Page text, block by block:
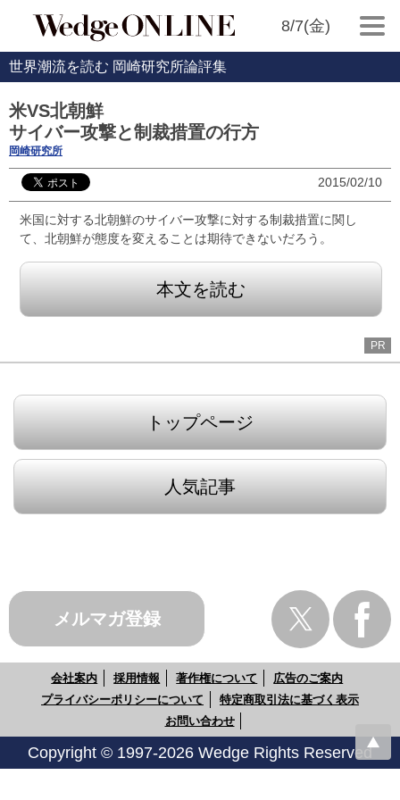
8/7(金)
世界潮流を読む 岡崎研究所論評集
米VS北朝鮮
サイバー攻撃と制裁措置の行方
岡崎研究所
2015/02/10
米国に対する北朝鮮のサイバー攻撃に対する制裁措置に関し
て、北朝鮮が態度を変えることは期待できないだろう。
本文を読む
PR
トップページ
人気記事
メルマガ登録
会社案内 採用情報 著作権について
広告のご案内
プライバシーポリシーについて
特定商取引法に基づく表示
お問い合わせ
Copyright © 1997-2026 Wedge Rights Reserved